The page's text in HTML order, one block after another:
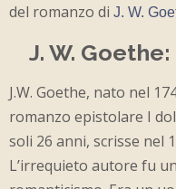
del romanzo di J. W.
J. W.
J.W. Goethe, nato nel
romanzo epistolare I
soli 26 anni, scrisse nel
L’irrequieto autore fu